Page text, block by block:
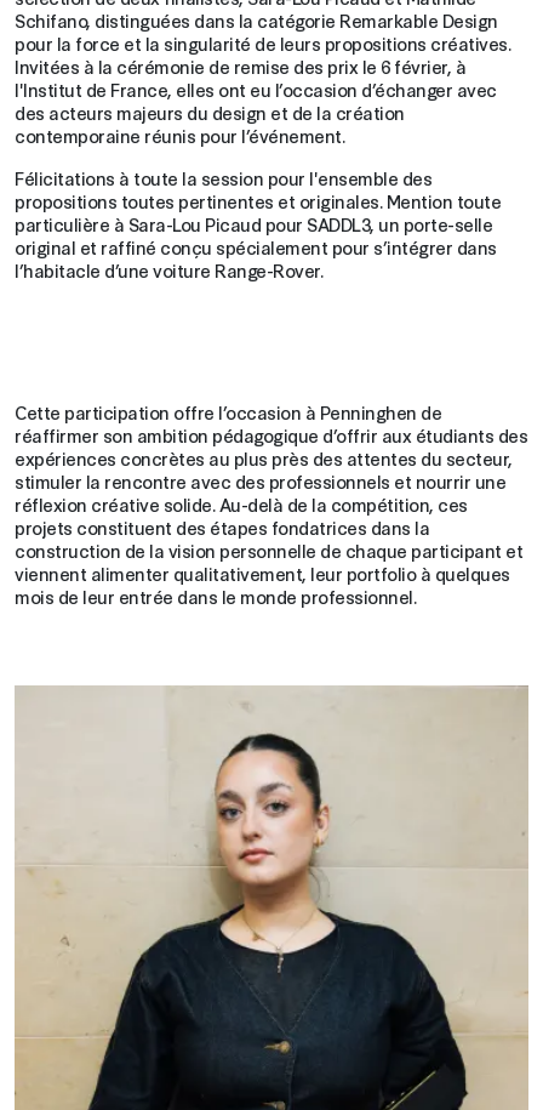
Schifano, distinguées dans la catégorie Remarkable Design
pour la force et la singularité de leurs propositions créatives.
Invitées à la cérémonie de remise des prix le 6 février, à
l'Institut de France, elles ont eu l’occasion d’échanger avec
des acteurs majeurs du design et de la création
contemporaine réunis pour l’événement.
Félicitations à toute la session pour l'ensemble des
propositions toutes pertinentes et originales. Mention toute
particulière à Sara-Lou Picaud pour SADDL3, un porte-selle
original et raffiné conçu spécialement pour s’intégrer dans
l’habitacle d’une voiture Range-Rover.
Cette participation offre l’occasion à Penninghen de
réaffirmer son ambition pédagogique d’offrir aux étudiants des
expériences concrètes au plus près des attentes du secteur,
stimuler la rencontre avec des professionnels et nourrir une
réflexion créative solide. Au-delà de la compétition, ces
projets constituent des étapes fondatrices dans la
construction de la vision personnelle de chaque participant et
viennent alimenter qualitativement, leur portfolio à quelques
mois de leur entrée dans le monde professionnel.